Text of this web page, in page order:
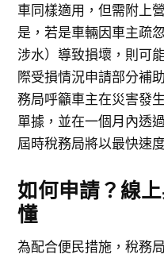
車同樣適用，但需附上
是，若是車輛因車主疏
涉水）導致損壞，則可
際受損情況申請部分補
務局呼籲車主在災害發
單據，並在一個月內透
屆時稅務局將以最快速
如何申請？線
懂
為配合便民措施，稅務